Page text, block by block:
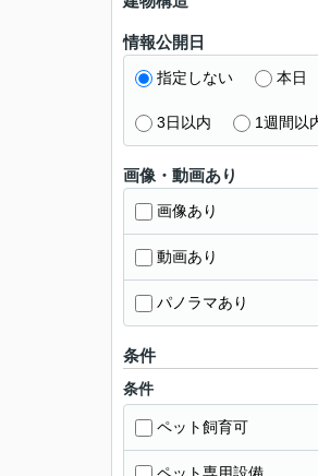
情報公開日
指定しない 本日
3日以内 1週間以
画像・動画あり
画像あり
動画あり
パノラマあり
条件
条件
ペット飼育可